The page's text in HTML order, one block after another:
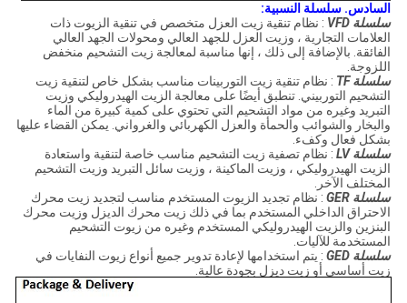
السادس. سلسلة النسبية:
سلسلة VFD
: نظام تنقية زيت العزل متخصص في تنقية الزيوت ذات
العلامات التجارية ، وزيت العزل للجهد العالي ومحولات الجهد العالي
الفائقة. بالإضافة إلى ذلك ، إنها مناسبة لمعالجة زيت التشحيم منخفض
اللزوجة.
سلسلة TF
: نظام تنقية زيت التوربينات مناسب بشكل خاص لتنقية زيت
التشحيم التوربيني. تنطبق أيضًا على معالجة الزيت الهيدروليكي وزيت
التبريد وغيره من مواد التشحيم التي تحتوي على كمية كبيرة من الماء
والبخار والشوائب والحمأة والعزل الكهربائي والغرواني. يمكن القضاء عليها
بشكل فعال وكفء.
سلسلة LV
: نظام تصفية زيت التشحيم مناسب خاصة لتنقية واستعادة
الزيت الهيدروليكي ، وزيت الماكينة ، وزيت سائل التبريد وزيت التشحيم
المختلف الآخر.
سلسلة GER
: نظام تجديد الزيوت المستخدم مناسب لتجديد زيت محرك
الاحتراق الداخلي المستخدم بما في ذلك زيت محرك الديزل وزيت محرك
البنزين والزيت الهيدروليكي المستخدم وغيره من زيوت التشحيم
المستخدمة للآليات.
سلسلة GED
: يتم استخدامها لإعادة تدوير جميع أنواع زيوت النفايات في
زيت أساسي أو زيت ديزل بجودة عالية.